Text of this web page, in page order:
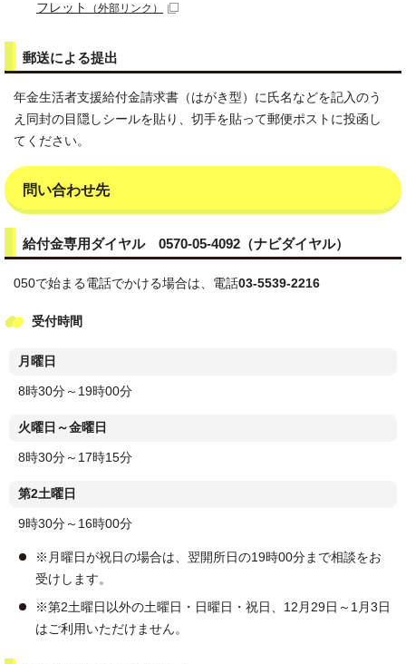
フレット
（外部リンク）
郵送による提出
年金生活者支援給付金請求書（はがき型）に氏名などを記入のう
え同封の目隠しシールを貼り、切手を貼って郵便ポストに投函し
てください。
問い合わせ先
給付金専用ダイヤル 0570-05-4092（ナビダイヤル）
050で始まる電話でかける場合は、電話03-5539-2216
受付時間
月曜日
8時30分～19時00分
火曜日～金曜日
8時30分～17時15分
第2土曜日
9時30分～16時00分
※月曜日が祝日の場合は、翌開所日の19時00分まで相談をお
受けします。
※第2土曜日以外の土曜日・日曜日・祝日、12月29日～1月3日
はご利用いただけません。